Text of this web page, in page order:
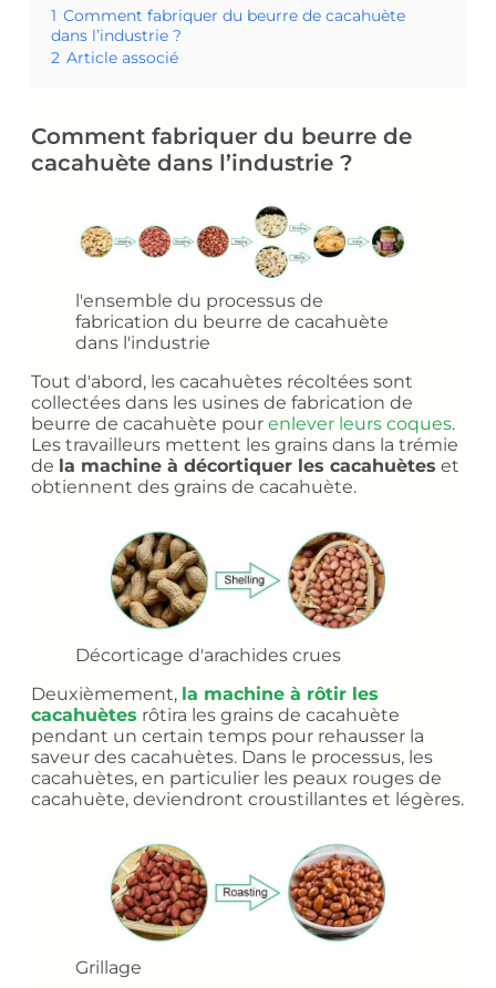
1 Comment fabriquer du beurre de cacahuète
dans l’industrie ?
2 Article associé
Comment fabriquer du beurre de
cacahuète dans l’industrie ?
l'ensemble du processus de
fabrication du beurre de cacahuète
dans l'industrie
Tout d'abord, les cacahuètes récoltées sont
collectées dans les usines de fabrication de
beurre de cacahuète pour enlever leurs coques.
Les travailleurs mettent les grains dans la trémie
de la machine à décortiquer les cacahuètes et
obtiennent des grains de cacahuète.
Décorticage d'arachides crues
Deuxièmement, la machine à rôtir les
cacahuètes rôtira les grains de cacahuète
pendant un certain temps pour rehausser la
saveur des cacahuètes. Dans le processus, les
cacahuètes, en particulier les peaux rouges de
cacahuète, deviendront croustillantes et légères.
Grillage